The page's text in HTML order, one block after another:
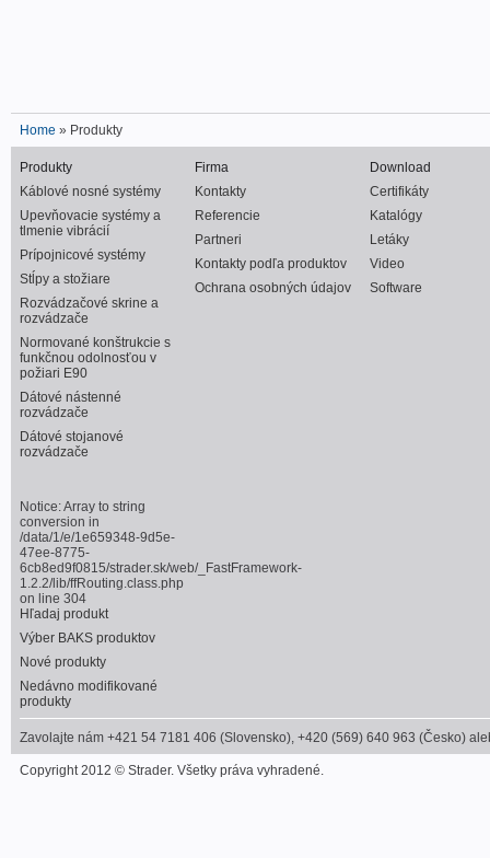
Home » Produkty
Produkty
Káblové nosné systémy
Upevňovacie systémy a
tlmenie vibrácií
Prípojnicové systémy
Stĺpy a stožiare
Rozvádzačové skrine a
rozvádzače
Normované konštrukcie s
funkčnou odolnosťou v
požiari E90
Dátové nástenné
rozvádzače
Dátové stojanové
rozvádzače
Notice: Array to string
conversion in
/data/1/e/1e659348-9d5e-
47ee-8775-
6cb8ed9f0815/strader.sk/web/_FastFramework-
1.2.2/lib/ffRouting.class.php
on line 304
Hľadaj produkt
Výber BAKS produktov
Nové produkty
Nedávno modifikované
produkty
Firma
Kontakty
Referencie
Partneri
Kontakty podľa produktov
Ochrana osobných údajov
Download
Certifikáty
Katalógy
Letáky
Video
Software
Zavolajte nám +421 54 7181 406 (Slovensko), +420 (569) 640 963 (Česko)
Copyright 2012 © Strader. Všetky práva vyhradené.